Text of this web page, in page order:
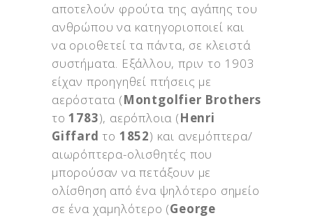
αποτελούν φρούτα της αγάπης του
ανθρώπου να κατηγοριοποιεί και
να οριοθετεί τα πάντα, σε κλειστά
συστήματα. Εξάλλου, πριν το 1903
είχαν προηγηθεί πτήσεις με
αερόστατα (Montgolfier Brothers
το1783), αερόπλοια (Henri
Giffard το 1852) και ανεμόπτερα/
αιωρόπτερα-ολισθητές που
μπορούσαν να πετάξουν με
ολίσθηση από ένα ψηλότερο σημείο
σε ένα χαμηλότερο (George